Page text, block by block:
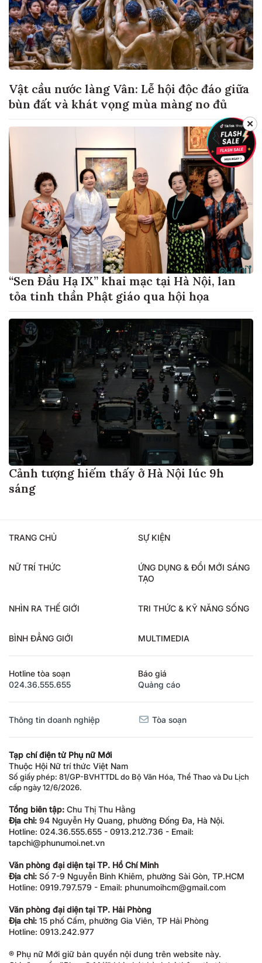
Vật cầu nước làng Vân: Lễ hội độc đáo giữa
bùn đất và khát vọng mùa màng no đủ
“Sen Đầu Hạ IX” khai mạc tại Hà Nội, lan
tỏa tinh thần Phật giáo qua hội họa
Cảnh tượng hiếm thấy ở Hà Nội lúc 9h
sáng
TRANG CHỦ SỰ KIỆN
NỮ TRÍ THỨC
ỨNG DỤNG & ĐỔI MỚI SÁNG
TẠO
NHÌN RA THẾ GIỚI TRI THỨC & KỸ NĂNG SỐNG
BÌNH ĐẲNG GIỚI MULTIMEDIA
Hotline tòa soạn
024.36.555.655
Báo giá
Quảng cáo
Thông tin doanh nghiệp Tòa soạn
Tạp chí điện tử Phụ nữ Mới
Thuộc Hội Nữ trí thức Việt Nam
Số giấy phép: 81/GP-BVHTTDL do Bộ Văn Hóa, Thể Thao và Du Lịch
cấp ngày 12/6/2026.
Tổng biên tập: Chu Thị Thu Hằng
Địa chỉ: 94 Nguyễn Hy Quang, phường Đống Đa, Hà Nội.
Hotline: 024.36.555.655 - 0913.212.736 - Email:
tapchi@phunumoi.net.vn
Văn phòng đại diện tại TP. Hồ Chí Minh
Địa chỉ: Số 7-9 Nguyễn Bỉnh Khiêm, phường Sài Gòn, TP.HCM
Hotline: 0919.797.579 - Email: phunumoihcm@gmail.com
Văn phòng đại diện tại TP. Hải Phòng
Địa chỉ: 15 phố Cấm, phường Gia Viên, TP Hải Phòng
Hotline: 0913.242.977
® Phụ nữ Mới giữ bản quyền nội dung trên website này.
✕